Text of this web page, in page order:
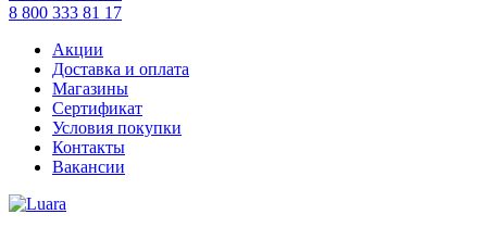
8 800 333 81 17
Акции
Доставка и оплата
Магазины
Сертификат
Условия покупки
Контакты
Вакансии